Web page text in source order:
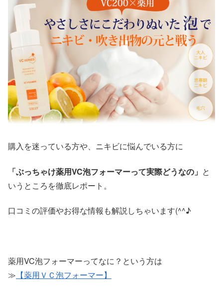
購入を迷っている方や、ニキビに悩んでいる方に
「ぶっちゃけ薬用VC泡フォーマーって実際どうなの」 と
いうところを徹底レポート。
口コミの評価やお得な情報も解説しちゃいます(^^♪
薬用VC泡フォーマーってなに？という方は
≫ 【薬用ＶＣ泡フォーマー】